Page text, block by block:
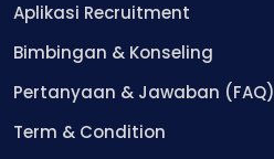
Aplikasi Recruitment
Bimbingan & Konseling
Pertanyaan & Jawaban (FAQ)
Term & Condition